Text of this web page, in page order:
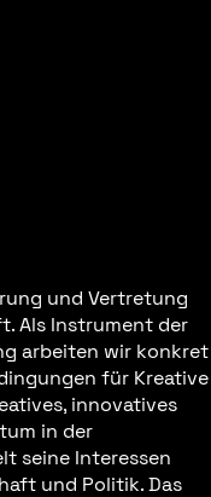
und Vertretung
Als Instrument der
arbeiten wir konkret
für Kreative
innovatives
in der
seine Interessen
und Politik. Das